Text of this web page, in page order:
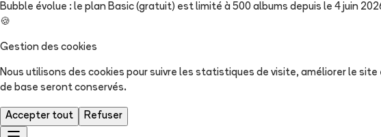
Bubble évolue : le plan Basic (gratuit) est limité à 500 albums depuis le 4 juin
🍪
Gestion des cookies
Nous utilisons des cookies pour suivre les statistiques de visite, améliorer le
de base seront conservés.
Accepter tout Refuser